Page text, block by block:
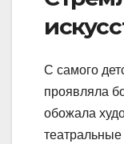
С самого
проявляла
обожала
театральные